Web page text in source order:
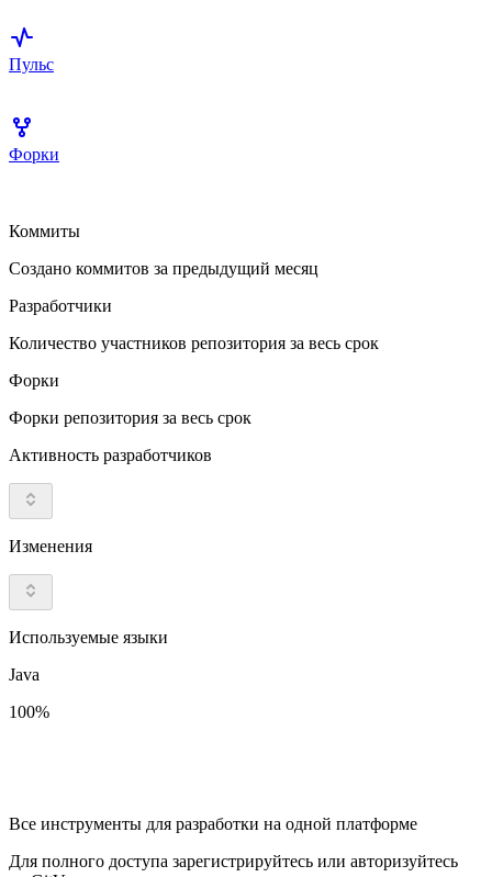
Пульс
Форки
Коммиты
Создано коммитов за предыдущий месяц
Разработчики
Количество участников репозитория за весь срок
Форки
Форки репозитория за весь срок
Активность разработчиков
Изменения
Используемые языки
Java
100%
Все инструменты для разработки на одной платформе
Для полного доступа зарегистрируйтесь или авторизуйтесь